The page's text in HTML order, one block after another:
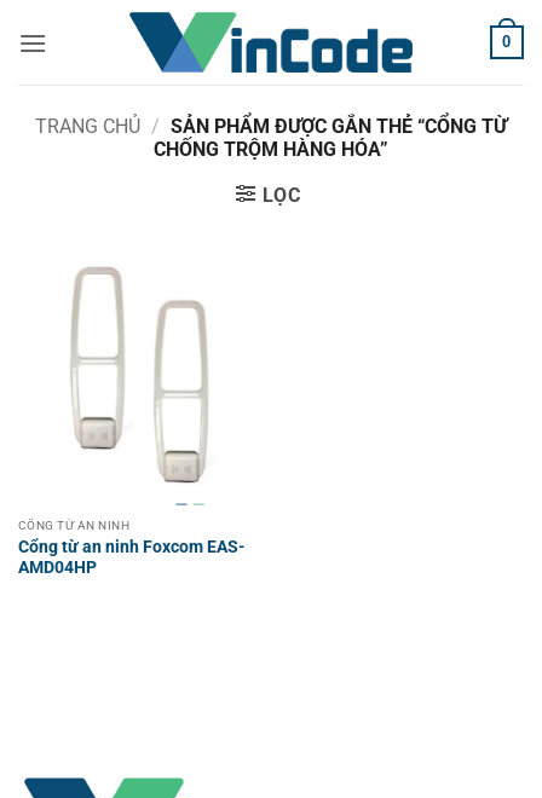
qua
0
TRANG CHỦ / SẢN PHẨM ĐƯỢC GẮN THẺ “CỔNG TỪ
CHỐNG TRỘM HÀNG HÓA”
LỌC
CỔNG TỪ AN NINH
Cổng từ an ninh Foxcom EAS-
AMD04HP